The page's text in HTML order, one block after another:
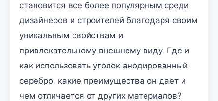
становится все более популярным среди
дизайнеров и строителей благодаря своим
уникальным свойствам и
привлекательному внешнему виду. Где и
как использовать уголок анодированный
серебро, какие преимущества он дает и
чем отличается от других материалов?